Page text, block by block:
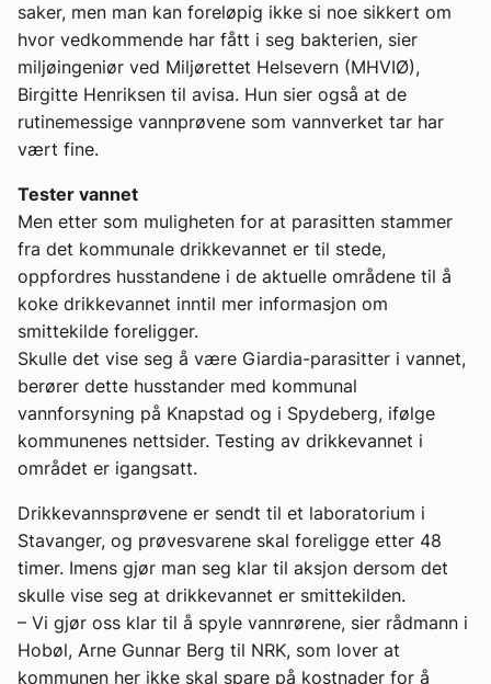
saker, men man kan foreløpig ikke si noe sikkert om
hvor vedkommende har fått i seg bakterien, sier
miljøingeniør ved Miljørettet Helsevern (MHVIØ),
Birgitte Henriksen til avisa. Hun sier også at de
rutinemessige vannprøvene som vannverket tar har
vært fine.
Tester vannet
Men etter som muligheten for at parasitten stammer
fra det kommunale drikkevannet er til stede,
oppfordres husstandene i de aktuelle områdene til å
koke drikkevannet inntil mer informasjon om
smittekilde foreligger.
Skulle det vise seg å være Giardia-parasitter i vannet,
berører dette husstander med kommunal
vannforsyning på Knapstad og i Spydeberg, ifølge
kommunenes nettsider. Testing av drikkevannet i
området er igangsatt.
Drikkevannsprøvene er sendt til et laboratorium i
Stavanger, og prøvesvarene skal foreligge etter 48
timer. Imens gjør man seg klar til aksjon dersom det
skulle vise seg at drikkevannet er smittekilden.
– Vi gjør oss klar til å spyle vannrørene, sier rådmann i
Hobøl, Arne Gunnar Berg til NRK, som lover at
kommunen her ikke skal spare på kostnader for å